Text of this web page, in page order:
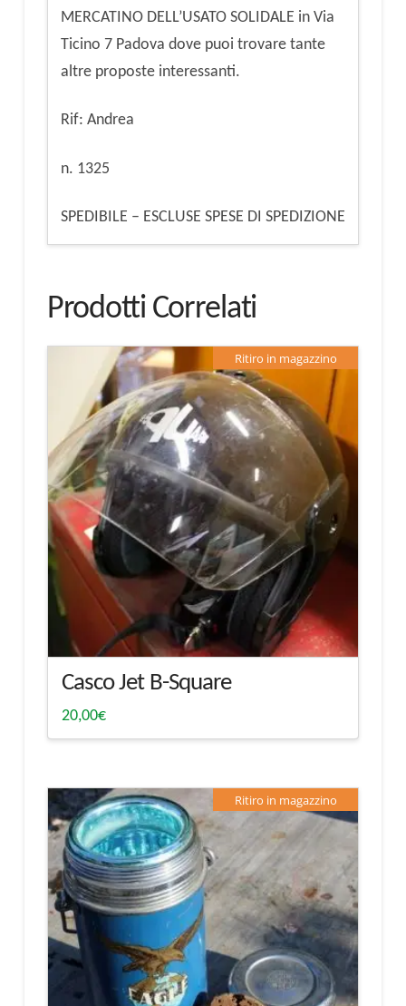
MERCATINO DELL’USATO SOLIDALE in Via
Ticino 7 Padova dove puoi trovare tante
altre proposte interessanti.
Rif: Andrea
n. 1325
SPEDIBILE – ESCLUSE SPESE DI SPEDIZIONE
Prodotti Correlati
Ritiro in magazzino
Casco Jet B-Square
20,00€
Ritiro in magazzino